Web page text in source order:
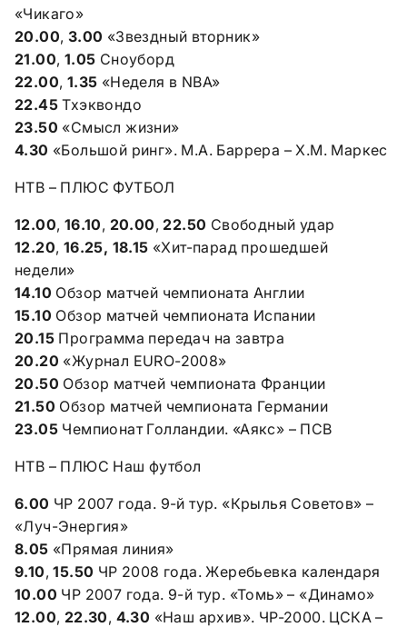
«Чикаго»
20.00, 3.00 «Звездный вторник»
21.00, 1.05 Сноуборд
22.00, 1.35 «Неделя в NBA»
22.45 Тхэквондо
23.50 «Смысл жизни»
4.30 «Большой ринг». М.А. Баррера – Х.М. Маркес
НТВ – ПЛЮС ФУТБОЛ
12.00, 16.10, 20.00, 22.50 Свободный удар
12.20, 16.25, 18.15 «Хит-парад прошедшей
недели»
14.10 Обзор матчей чемпионата Англии
15.10 Обзор матчей чемпионата Испании
20.15 Программа передач на завтра
20.20 «Журнал EURO-2008»
20.50 Обзор матчей чемпионата Франции
21.50 Обзор матчей чемпионата Германии
23.05 Чемпионат Голландии. «Аякс» – ПСВ
НТВ – ПЛЮС Наш футбол
6.00 ЧР 2007 года. 9-й тур. «Крылья Советов» –
«Луч-Энергия»
8.05 «Прямая линия»
9.10, 15.50 ЧР 2008 года. Жеребьевка календаря
10.00 ЧР 2007 года. 9-й тур. «Томь» – «Динамо»
12.00, 22.30, 4.30 «Наш архив». ЧР-2000. ЦСКА –